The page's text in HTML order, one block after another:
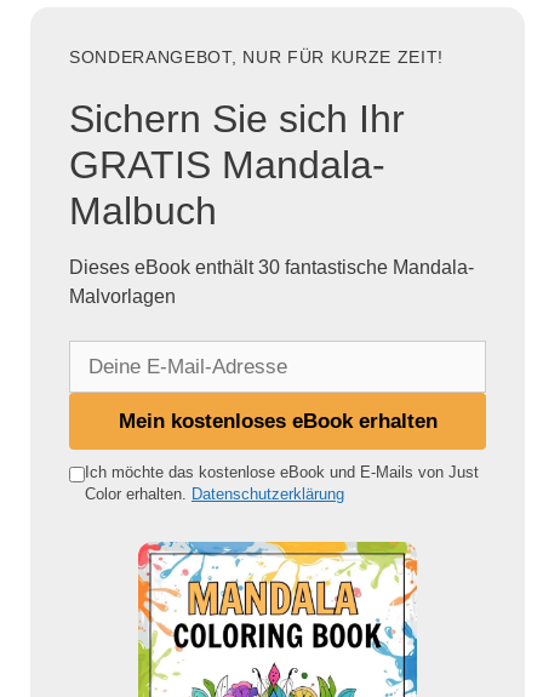
SONDERANGEBOT, NUR FÜR KURZE ZEIT!
Sichern Sie sich Ihr
GRATIS Mandala-
Malbuch
Dieses eBook enthält 30 fantastische Mandala-
Malvorlagen
e
Mein kostenloses eBook erhalten
Ich möchte das kostenlose eBook und E-Mails von Just
Color erhalten. Datenschutzerklärung